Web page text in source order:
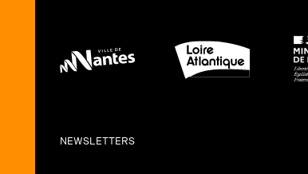
NEWSLETTERS